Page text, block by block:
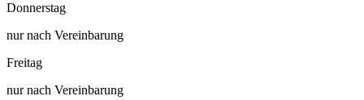
Donnerstag
nur nach Vereinbarung
Freitag
nur nach Vereinbarung